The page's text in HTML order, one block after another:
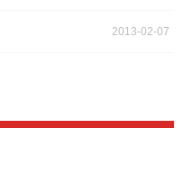
2013-02-07